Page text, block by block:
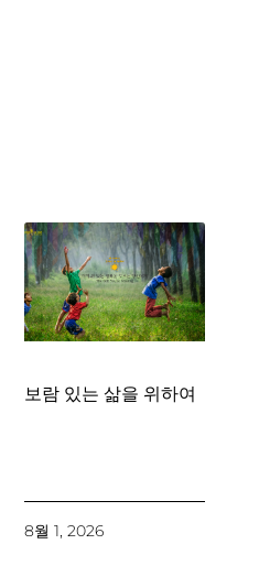
보람 있는 삶을 위하여
8월 1, 2026